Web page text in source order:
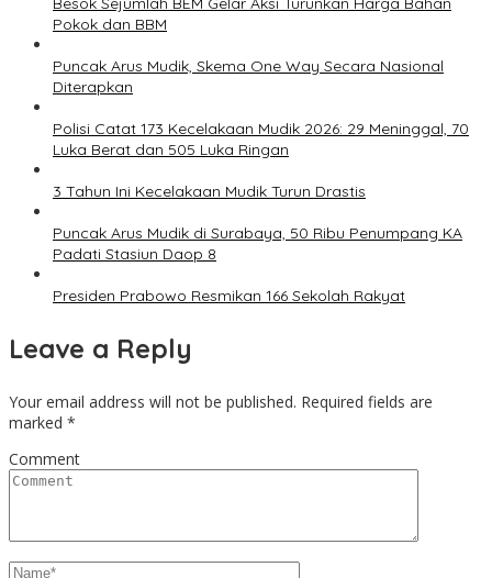
Pokok dan BBM
Puncak Arus Mudik, Skema One Way Secara Nasional
Diterapkan
Polisi Catat 173 Kecelakaan Mudik 2026: 29 Meninggal, 70
Luka Berat dan 505 Luka Ringan
3 Tahun Ini Kecelakaan Mudik Turun Drastis
Puncak Arus Mudik di Surabaya, 50 Ribu Penumpang KA
Padati Stasiun Daop 8
Presiden Prabowo Resmikan 166 Sekolah Rakyat
Leave a Reply
Your email address will not be published. Required fields are
marked *
Comment